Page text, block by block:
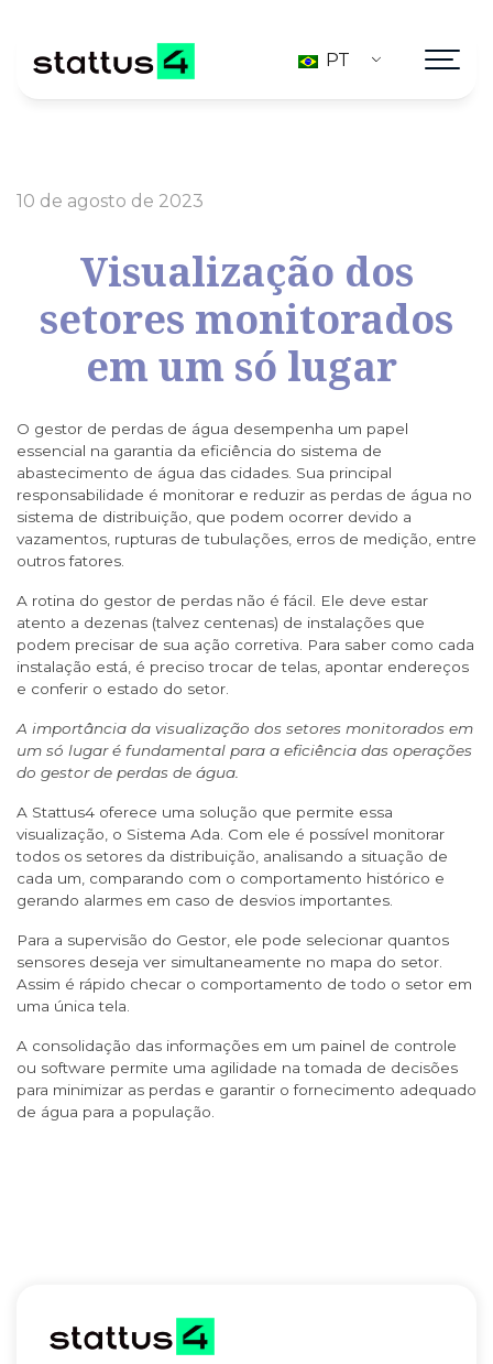
PT
10 de agosto de 2023
Visualização dos
setores monitorados
em um só lugar
O gestor de perdas de água desempenha um papel
essencial na garantia da eficiência do sistema de
abastecimento de água das cidades. Sua principal
responsabilidade é monitorar e reduzir as perdas de água no
sistema de distribuição, que podem ocorrer devido a
vazamentos, rupturas de tubulações, erros de medição, entre
outros fatores.
A rotina do gestor de perdas não é fácil. Ele deve estar
atento a dezenas (talvez centenas) de instalações que
podem precisar de sua ação corretiva. Para saber como cada
instalação está, é preciso trocar de telas, apontar endereços
e conferir o estado do setor.
A importância da visualização dos setores monitorados em
um só lugar é fundamental para a eficiência das operações
do gestor de perdas de água.
A Stattus4 oferece uma solução que permite essa
visualização, o Sistema Ada. Com ele é possível monitorar
todos os setores da distribuição, analisando a situação de
cada um, comparando com o comportamento histórico e
gerando alarmes em caso de desvios importantes.
Para a supervisão do Gestor, ele pode selecionar quantos
sensores deseja ver simultaneamente no mapa do setor.
Assim é rápido checar o comportamento de todo o setor em
uma única tela.
A consolidação das informações em um painel de controle
ou software permite uma agilidade na tomada de decisões
para minimizar as perdas e garantir o fornecimento adequado
de água para a população.